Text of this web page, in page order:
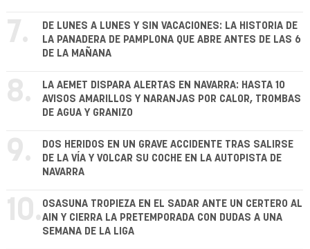
7.
DE LUNES A LUNES Y SIN VACACIONES: LA HISTORIA DE
LA PANADERA DE PAMPLONA QUE ABRE ANTES DE LAS 6
DE LA MAÑANA
8.
LA AEMET DISPARA ALERTAS EN NAVARRA: HASTA 10
AVISOS AMARILLOS Y NARANJAS POR CALOR, TROMBAS
DE AGUA Y GRANIZO
9.
DOS HERIDOS EN UN GRAVE ACCIDENTE TRAS SALIRSE
DE LA VÍA Y VOLCAR SU COCHE EN LA AUTOPISTA DE
NAVARRA
10. OSASUNA TROPIEZA EN EL SADAR ANTE UN CERTERO AL
AIN Y CIERRA LA PRETEMPORADA CON DUDAS A UNA
SEMANA DE LA LIGA